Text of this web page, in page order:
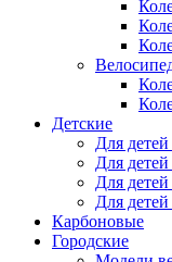
Детские
Для
Для
Для
Для
Карбоновые
Городские